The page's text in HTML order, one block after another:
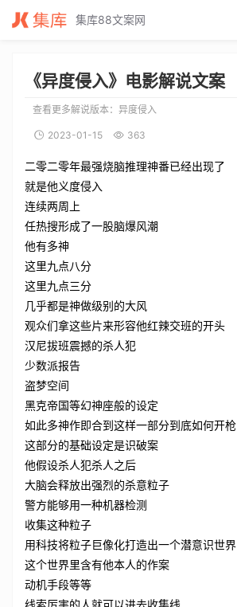
异度侵入电影解说文案_异度侵入电影解说词_异度侵入电影解说稿
集库88文案网
《异度侵入》电影解说文案
查看更多解说版本： 异度侵入
2023-01-15 363
二零二零年最强烧脑推理神番已经出现了
就是他义度侵入
连续两周上
任热搜形成了一股脑爆风潮
他有多神
这里九点八分
这里九点三分
几乎都是神做级别的大风
观众们拿这些片来形容他红辣交班的开头
汉尼拔班震撼的杀人犯
少数派报告
盗梦空间
黑克帝国等幻神座般的设定
如此多神作即合到这样一部分到底如何开枪
这部分的基础设定是识破案
他假设杀人犯杀人之后
大脑会释放出强烈的杀意粒子
警方能够用一种机器检测
收集这种粒子
用科技将粒子巨像化打造出一个潜意识世界
这个世界里含有他本人的作案
动机手段等等
线索厉害的人就可以进去收集线